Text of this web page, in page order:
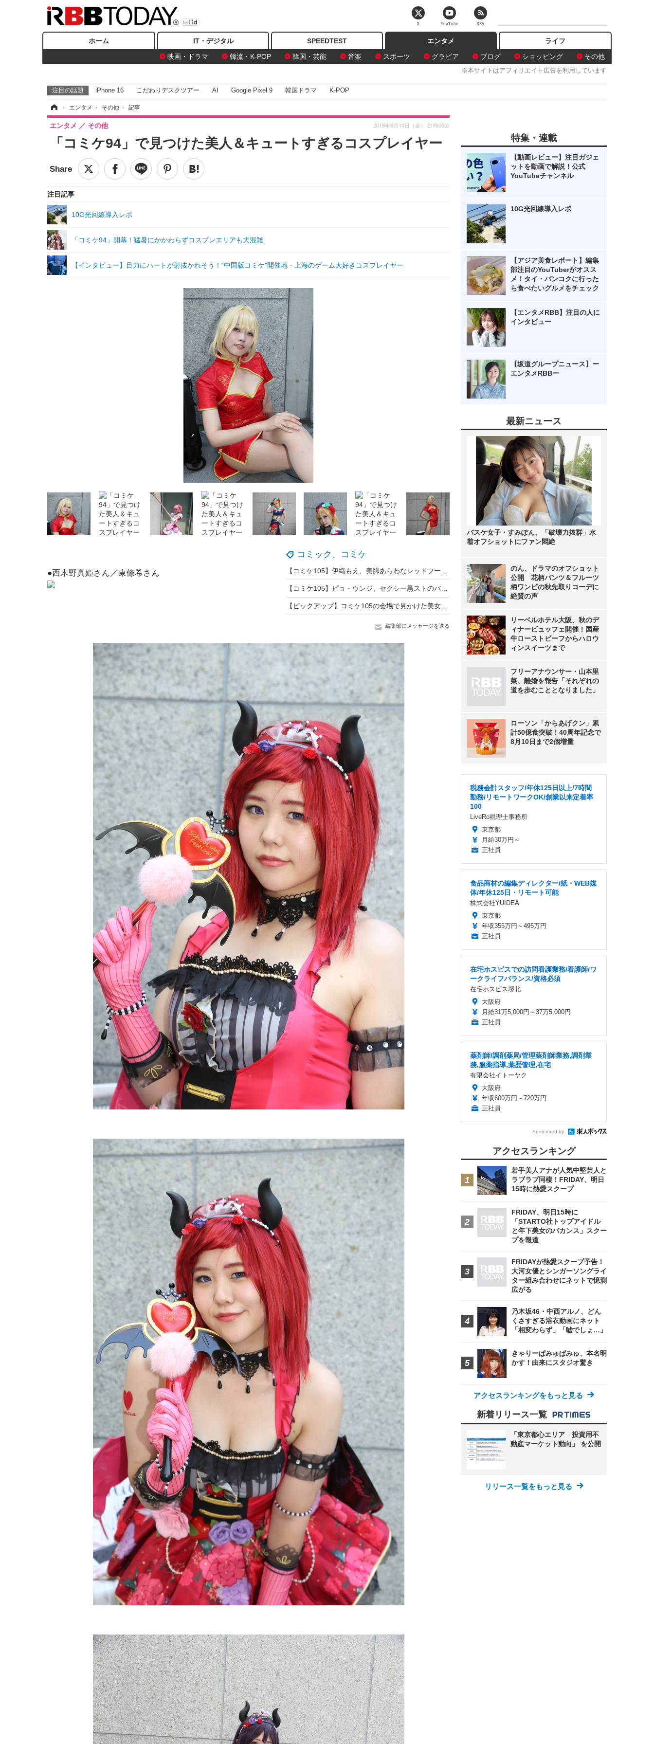
ホーム IT・デジタル SPEEDTEST
エンタメ
映画・ドラマ
韓流・K-POP 韓国・芸能 音楽 スポーツ グラビア ブログ ショッピング その他
ライフ
※本サイトはアフィリエイト広告を利用しています
注目の話題 iPhone 16 こだわりデスクツアー AI Google Pixel 9 韓国ドラマ K-POP
› エンタメ › その他 › 記事
「コミケ94」で見つけた美人＆キュートすぎるコスプレイヤー
エンタメ その他 2018年8月10日（金） 21時05分
注目記事
10G光回線導入レポ
「コミケ94」開幕！猛暑にかかわらずコスプレエリアも大混雑
【インタビュー】目力にハートが射抜かれそう！“中国版コミケ”開催地・上海のゲーム大好きコスプレイヤー
コミック、コミケ
【コミケ105】伊織もえ、美脚あらわなレッドフードコスでコミケに参加！
【コミケ105】ピョ・ウンジ、セクシー黒ストのバニーガール風衣装で来場者を悩殺！
【ピックアップ】コミケ105の会場で見かけた美女コスプレイヤー11名
編集部にメッセージを送る
●西木野真姫さん／東條希さん
特集・連載
【動画レビュー】注目ガジェ
ットを動画で解説！公式
YouTubeチャンネル
10G光回線導入レポ
【アジア美食レポート】編集
部注目のYouTuberがオスス
メ！タイ・バンコクに行った
ら食べたいグルメをチェック
【エンタメRBB】注目の人に
インタビュー
【坂道グループニュース】ー
エンタメRBBー
最新ニュース
バスケ女子・すみぽん、「破壊力抜群」水
着オフショットにファン悶絶
のん、ドラマのオフショット
公開 花柄パンツ＆フルーツ
柄ワンピの秋先取りコーデに
絶賛の声
リーベルホテル大阪、秋のデ
ィナービュッフェ開催！国産
牛ローストビーフからハロウ
ィンスイーツまで
フリーアナウンサー・山本里
菜、離婚を報告「それぞれの
道を歩むこととなりました」
ローソン「からあげクン」累
計50億食突破！40周年記念で
8月10日まで2個増量
税務会計スタッフ/年休125日以上/7時間
勤務/リモートワークOK/創業以来定着率
100
LiveRo税理士事務所
東京都
月給30万円～
正社員
食品商材の編集ディレクター/紙・WEB媒
体/年休125日・リモート可能
株式会社YUIDEA
東京都
年収355万円～495万円
正社員
在宅ホスピスでの訪問看護業務/看護師/ワ
ークライフバランス/資格必須
在宅ホスピス堺北
大阪府
月給31万5,000円～37万5,000円
正社員
薬剤師/調剤薬局/管理薬剤師業務,調剤業
務,服薬指導,薬歴管理,在宅
有限会社イトーヤク
大阪府
年収600万円～720万円
正社員
Sponsored by
アクセスランキング
若手美人アナが人気中堅芸人と
ラブラブ同棲！FRIDAY、明日
15時に熱愛スクープ
FRIDAY、明日15時に
「STARTO社トップアイドル
と年下美女のバカンス」スクー
プを報道
FRIDAYが熱愛スクープ予告！
大河女優とシンガーソングライ
ター組み合わせにネットで憶測
広がる
乃木坂46・中西アルノ、どん
くさすぎる浴衣動画にネット
「相変わらず」「嘘でしょ…」
きゃりーぱみゅぱみゅ、本名明
かす！由来にスタジオ驚き
アクセスランキングをもっと見る
新着リリース一覧
「東京都心エリア 投資用不
動産マーケット動向」 を公開
リリース一覧をもっと見る
X YouTube RSS